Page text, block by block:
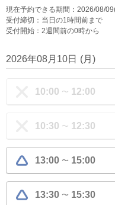
現在予約できる期間：2026/08/
受付締切：当日の1時間前まで
受付開始：2週間前の0時から
2026年08月10日 (月 )
10:00 〜 12:00
10:30 〜 12:30
13:00 〜 15:00
13:30 〜 15:30